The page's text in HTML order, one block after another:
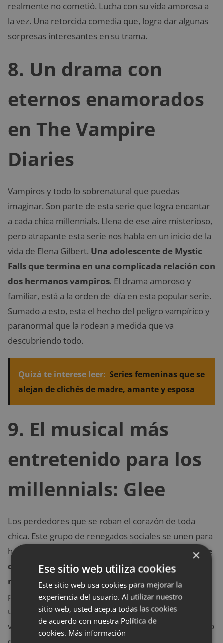
realmente no cometió. Lucha con su vida amorosa a
la vez. Una retorcida comedia que, logra dar algunas
sorpresas interesantes en su trama.
8. Un drama con
eternos enamorados
en The Vampire
Diaries
Vampiros y todo lo sobrenatural que puedas
imaginar. Son parte de esta serie que logra encantar
a cada chica millennials. Llena de ese aire misterioso,
pero atrapante esta serie nos habla en un inicio de la
vida de Elena Gilbert. Una adolescente de Mystic
Falls que termina en una complicada relación con
dos hermanos vampiros. El drama amoroso y
familiar, está a la orden del día en esta popular serie.
Sumado a esto, esta el hecho del peligro vampírico y
paranormal que la rodean a medida que va
descubriendo todo.
Quizá te interese leer: Series femeninas que se
alejan de clichés de madre, amante y esposa
9. El musical más
entretenido para los
millennials: Glee
Los perdedores que se roban el corazón de toda
chica. Este grupo de renegados sociales se unen para
hacer lo que más aman, cantar.
Un musical lleno de
comedia, romance y drama que será toda una
montaña rusa de emociones para ti.Con tantas
personalidades que no podrás identificarte con sólo
uno de los personajes. Siente el ritmo y descubre la
vida colegial más allá de bullying con tu grupo favorito
×
Ese sitio web utiliza cookies
Este sitio web usa cookies para mejorar la
experiencia del usuario. Al utilizar nuestro
sitio web, usted acepta todas las cookies
de acuerdo con nuestra Política de
cookies. Más información